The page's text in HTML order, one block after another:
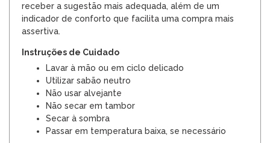
receber a sugestão mais adequada, além de um
indicador de conforto que facilita uma compra mais
assertiva.
Instruções de Cuidado
Lavar à mão ou em ciclo delicado
Utilizar sabão neutro
Não usar alvejante
Não secar em tambor
Secar à sombra
Passar em temperatura baixa, se necessário